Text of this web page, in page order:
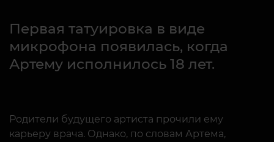
Первая татуировка в виде
микрофона появилась, когда
Артему исполнилось 18 лет.
Родители будущего артиста прочили ему
карьеру врача. Однако, по словам Артема,